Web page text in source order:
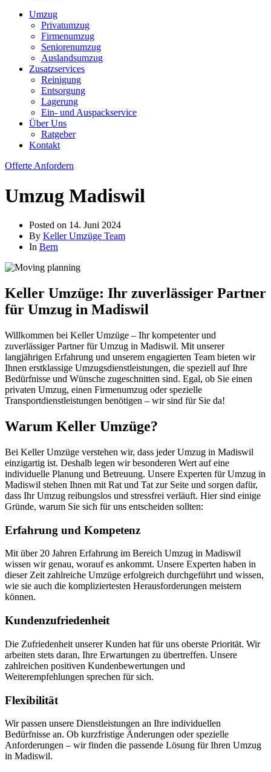
Umzug
Privatumzug
Firmenumzug
Seniorenumzug
Auslandsumzug
Zusatzservices
Reinigung
Entsorgung
Lagerung
Ein- und Auspackservice
Über Uns
Ratgeber
Kontakt
Offerte Anfordern
Umzug Madiswil
Posted on 14. Juni 2024
By Keller Umzüge Team
In Bern
Keller Umzüge: Ihr zuverlässiger Partner
für Umzug in Madiswil
Willkommen bei Keller Umzüge – Ihr kompetenter und
zuverlässiger Partner für Umzug in Madiswil. Mit unserer
langjährigen Erfahrung und unserem engagierten Team bieten wir
Ihnen erstklassige Umzugsdienstleistungen, die speziell auf Ihre
Bedürfnisse und Wünsche zugeschnitten sind. Egal, ob Sie einen
privaten Umzug, einen Firmenumzug oder spezielle
Transportdienstleistungen benötigen – wir sind für Sie da!
Warum Keller Umzüge?
Bei Keller Umzüge verstehen wir, dass jeder Umzug in Madiswil
einzigartig ist. Deshalb legen wir besonderen Wert auf eine
individuelle Planung und Betreuung. Unsere Experten für Umzug in
Madiswil stehen Ihnen mit Rat und Tat zur Seite und sorgen dafür,
dass Ihr Umzug reibungslos und stressfrei verläuft. Hier sind einige
Gründe, warum Sie sich für uns entscheiden sollten:
Erfahrung und Kompetenz
Mit über 20 Jahren Erfahrung im Bereich Umzug in Madiswil
wissen wir genau, worauf es ankommt. Unsere Experten haben in
dieser Zeit zahlreiche Umzüge erfolgreich durchgeführt und wissen,
wie sie auch die kompliziertesten Herausforderungen meistern
können.
Kundenzufriedenheit
Die Zufriedenheit unserer Kunden hat für uns oberste Priorität. Wir
arbeiten stets daran, Ihre Erwartungen zu übertreffen. Unsere
zahlreichen positiven Kundenbewertungen und
Weiterempfehlungen sprechen für sich.
Flexibilität
Wir passen unsere Dienstleistungen an Ihre individuellen
Bedürfnisse an. Ob kurzfristige Änderungen oder spezielle
Anforderungen – wir finden die passende Lösung für Ihren Umzug
in Madiswil.